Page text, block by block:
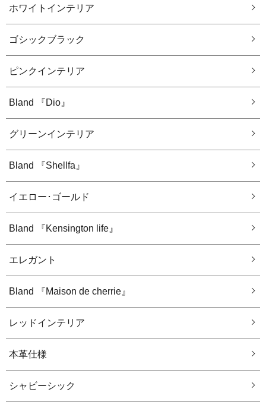
ホワイトインテリア
ゴシックブラック
ピンクインテリア
Bland 『Dio』
グリーンインテリア
Bland 『Shellfa』
イエロー･ゴールド
Bland 『Kensington life』
エレガント
Bland 『Maison de cherrie』
レッドインテリア
本革仕様
シャビーシック